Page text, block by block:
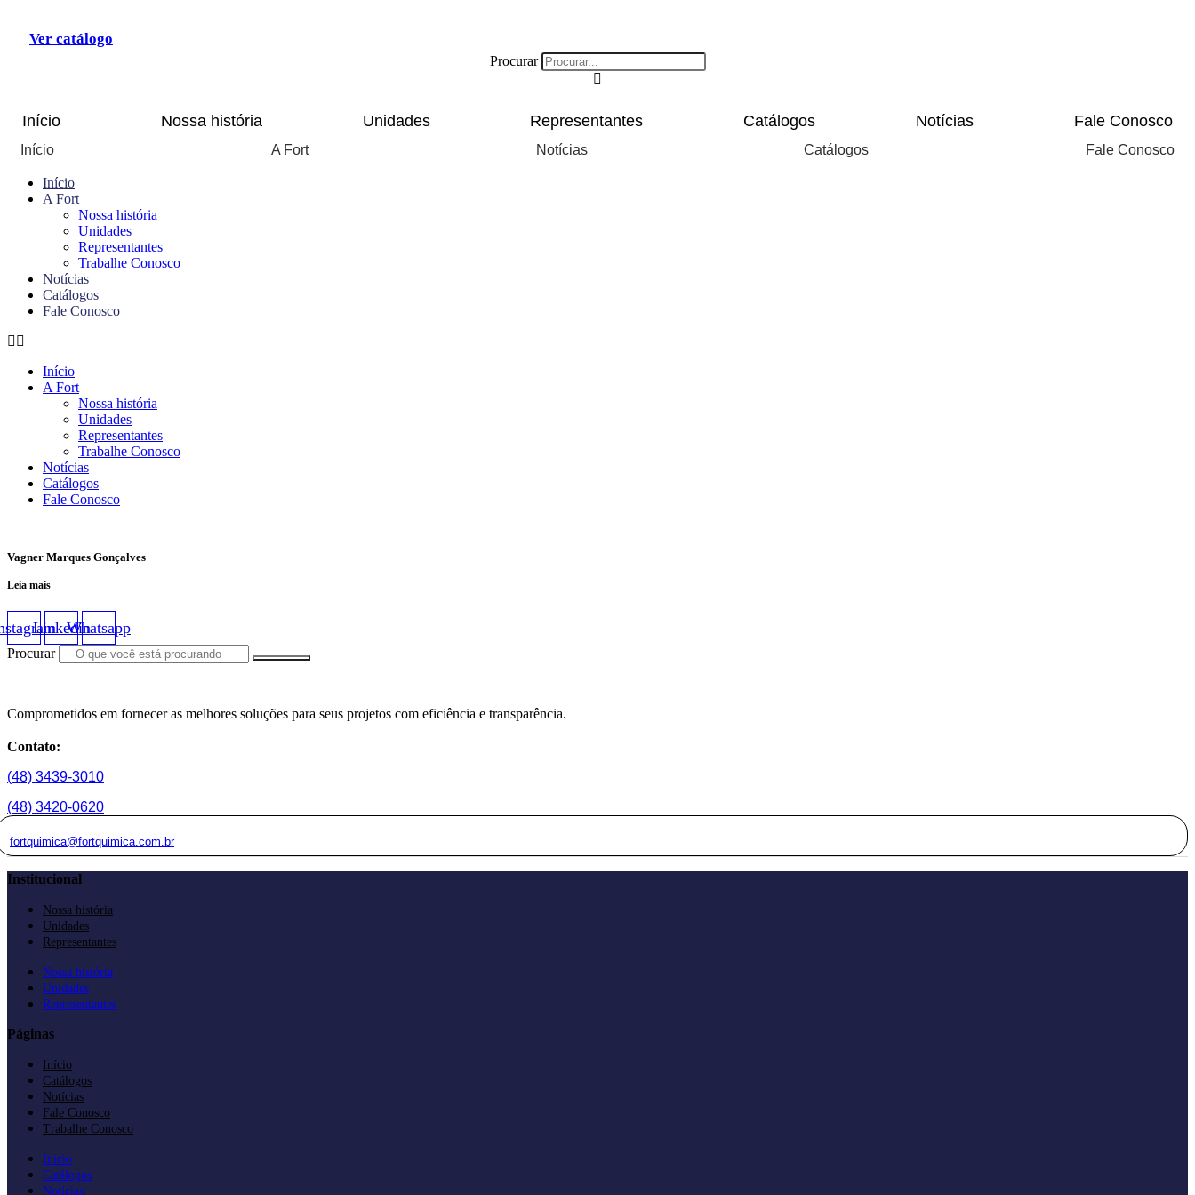
Ver catálogo
Procurar
Início Nossa história Unidades Representantes Catálogos Notícias Fale Conosco
Início A Fort Notícias Catálogos Fale Conosco
Início
A Fort
Nossa história
Unidades
Representantes
Trabalhe Conosco
Notícias
Catálogos
Fale Conosco
Início
A Fort
Nossa história
Unidades
Representantes
Trabalhe Conosco
Notícias
Catálogos
Fale Conosco
Vagner Marques Gonçalves
Leia mais
LinkedinWhatsapp
Procurar
Comprometidos em fornecer as melhores soluções para seus projetos com eficiência e transparência.
Contato:
(48) 3439-3010
(48) 3420-0620
fortquimica@fortquimica.com.br
Institucional
Nossa história
Unidades
Representantes
Nossa história
Unidades
Representantes
Páginas
Início
Catálogos
Notícias
Fale Conosco
Trabalhe Conosco
Início
Catálogos
Notícias